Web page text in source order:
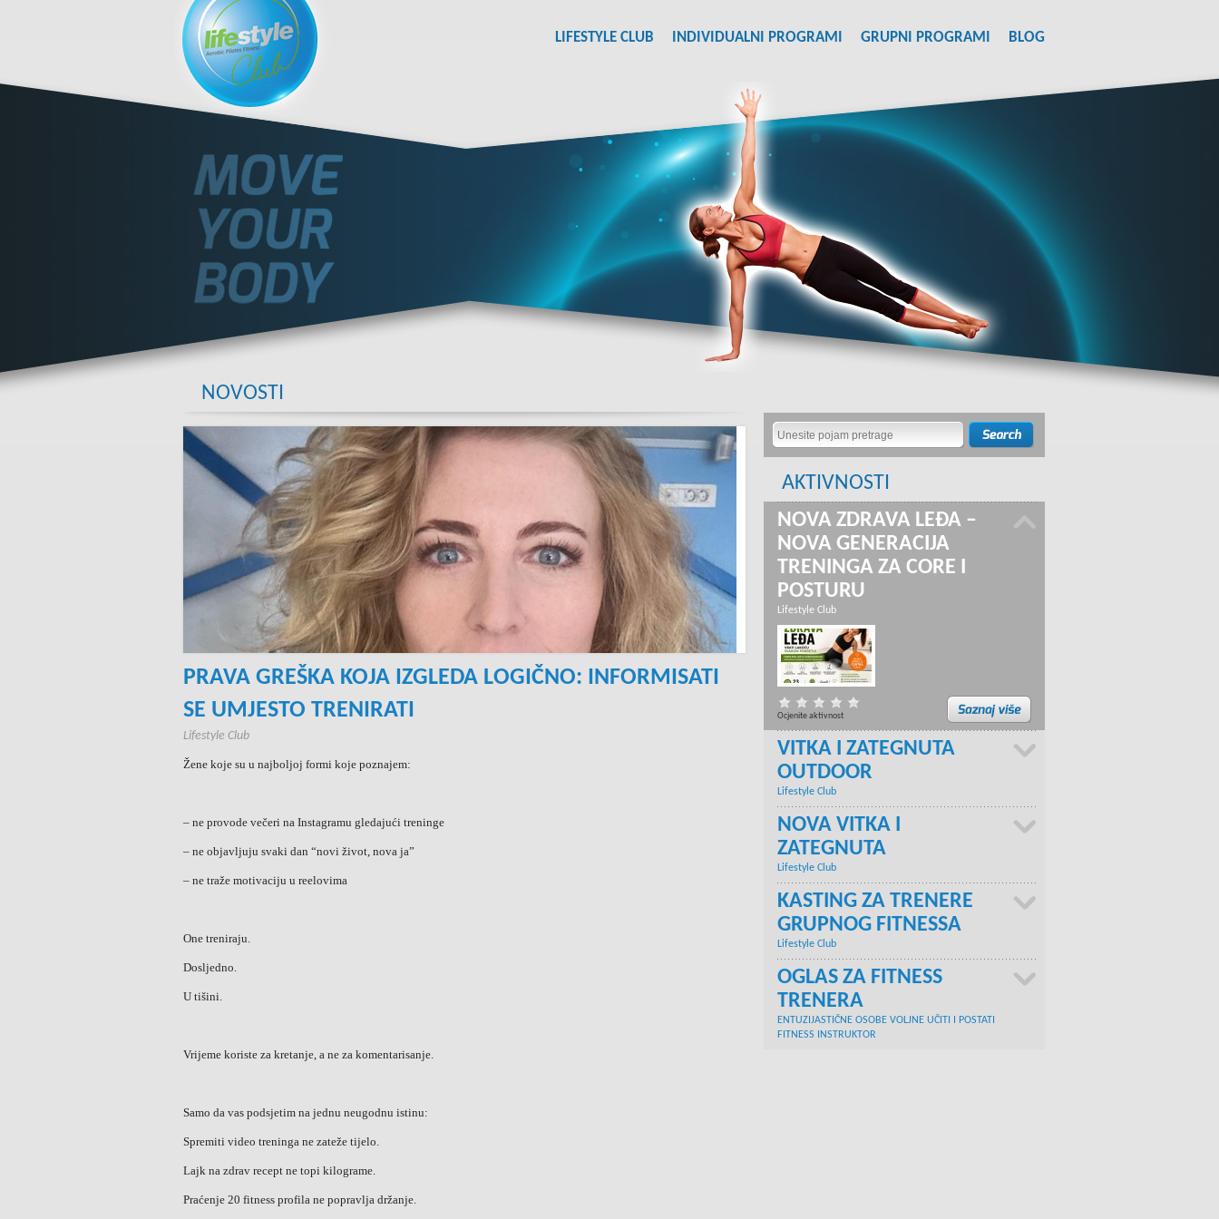
LIFESTYLE CLUB INDIVIDUALNI PROGRAMI GRUPNI PROGRAMI BLOG
NOVOSTI
PRAVA GREŠKA KOJA IZGLEDA LOGIČNO: INFORMISATI
SE UMJESTO TRENIRATI
Lifestyle Club
Žene koje su u najboljoj formi koje poznajem:
– ne provode večeri na Instagramu gledajući treninge
– ne objavljuju svaki dan “novi život, nova ja”
– ne traže motivaciju u reelovima
One treniraju.
Dosljedno.
U tišini.
Vrijeme koriste za kretanje, a ne za komentarisanje.
Samo da vas podsjetim na jednu neugodnu istinu:
Spremiti video treninga ne zateže tijelo.
Lajk na zdrav recept ne topi kilograme.
Praćenje 20 fitness profila ne popravlja držanje.
AKTIVNOSTI
NOVA ZDRAVA LEĐA –
NOVA GENERACIJA
TRENINGA ZA CORE I
POSTURU
Lifestyle Club
Ocjenite aktivnost
VITKA I ZATEGNUTA
OUTDOOR
Lifestyle Club
NOVA VITKA I
ZATEGNUTA
Lifestyle Club
KASTING ZA TRENERE
GRUPNOG FITNESSA
Lifestyle Club
OGLAS ZA FITNESS
TRENERA
ENTUZIJASTIČNE OSOBE VOLJNE UČITI I POSTATI
FITNESS INSTRUKTOR